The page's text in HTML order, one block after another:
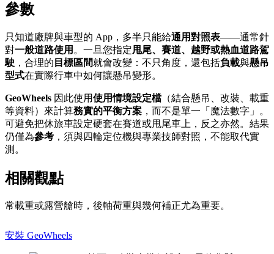
參數
只知道廠牌與車型的 App，多半只能給通用對照表——通常針
對一般道路使用 。一旦您指定甩尾、賽道、越野或熱血道路駕
駛 ，合理的 目標區間就會改變：不只角度，還包括負載與懸吊
型式在實際行車中如何讓懸吊變形。
GeoWheels 因此使用使用情境設定檔 （結合懸吊、改裝、載重
等資料）來計算務實的平衡方案 ，而不是單一「魔法數字」。
可避免把休旅車設定硬套在賽道或甩尾車上，反之亦然。結果
仍僅為參考 ，須與四輪定位機與專業技師對照，不能取代實
測。
相關觀點
常載重或露營艙時，後軸荷重與幾何補正尤為重要。
安裝 GeoWheels